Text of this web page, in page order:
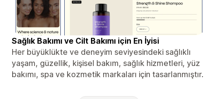
Sağlık Bakımı ve Cilt Bakımı için En İyisi
Her büyüklükte ve deneyim seviyesindeki sağlıklı
yaşam, güzellik, kişisel bakım, sağlık hizmetleri, yüz
bakımı, spa ve kozmetik markaları için tasarlanmıştır.